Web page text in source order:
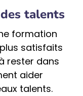
talents
formation
satisfaits
rester dans
aider
talents.